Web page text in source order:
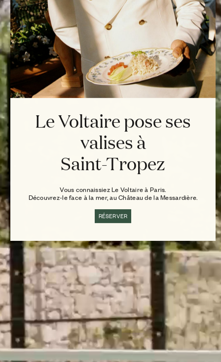
Le Voltaire pose ses
valises à
Saint-Tropez
Vous connaissiez Le Voltaire à Paris.
Découvrez-le face à la mer, au Château de la Messardière.
RÉSERVER